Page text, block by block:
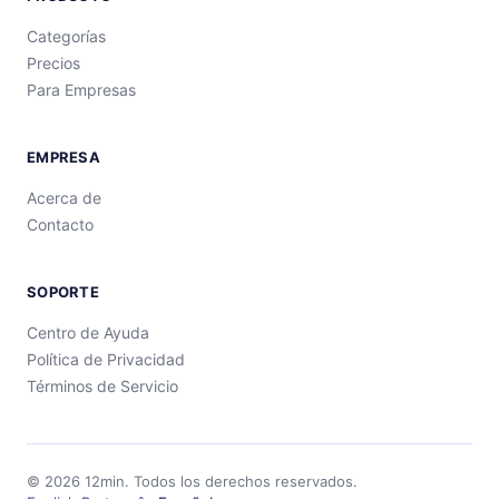
Categorías
Precios
Para Empresas
EMPRESA
Acerca de
Contacto
SOPORTE
Centro de Ayuda
Política de Privacidad
Términos de Servicio
© 2026 12min. Todos los derechos reservados.